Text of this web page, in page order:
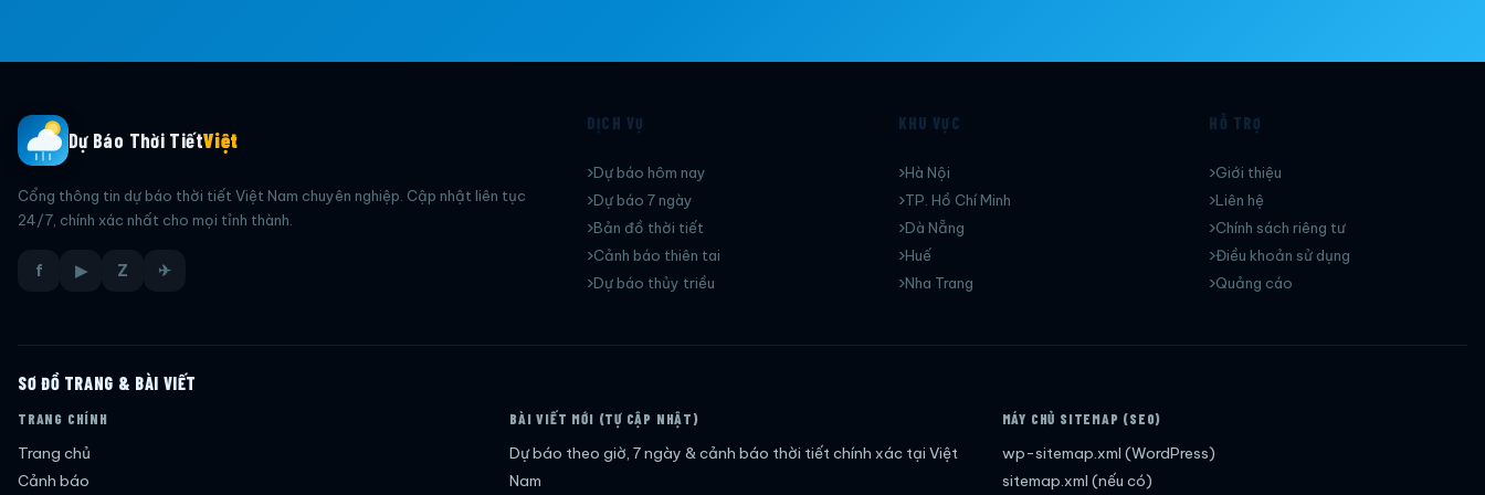
Dự Báo Thời TiếtViệt
Cổng thông tin dự báo thời tiết Việt Nam chuyên nghiệp. Cập nhật liên tục
24/7, chính xác nhất cho mọi tỉnh thành.
f ▶ Z ✈
DỊCH VỤ
Dự báo hôm nay
Dự báo 7 ngày
Bản đồ thời tiết
Cảnh báo thiên tai
Dự báo thủy triều
KHU VỰC
Hà Nội
TP. Hồ Chí Minh
Dà Nẵng
Huế
Nha Trang
HỖ TRỢ
Giới thiệu
Liên hệ
Chính sách riêng tư
Điều khoản sử dụng
Quảng cáo
SƠ ĐỒ TRANG & BÀI VIẾT
TRANG CHÍNH
Trang chủ
Cảnh báo
BÀI VIẾT MỚI (TỰ CẬP NHẬT)
Dự báo theo giờ, 7 ngày & cảnh báo thời tiết chính xác tại Việt
Nam
MÁY CHỦ SITEMAP (SEO)
wp-sitemap.xml (WordPress)
sitemap.xml (nếu có)